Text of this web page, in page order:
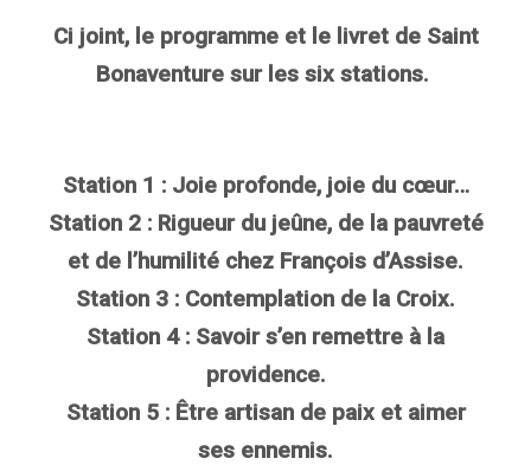
Ci joint, le programme et le livret de Saint
Bonaventure sur les six stations.
Station 1 : Joie profonde, joie du cœur…
Station 2 : Rigueur du jeûne, de la pauvreté
et de l’humilité chez François d’Assise.
Station 3 : Contemplation de la Croix.
Station 4 : Savoir s’en remettre à la
providence.
Station 5 : Être artisan de paix et aimer
ses ennemis.